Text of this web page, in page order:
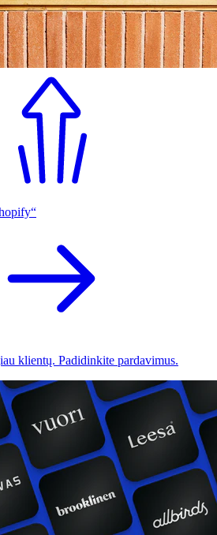
klientų. Padidinkite pardavimus.